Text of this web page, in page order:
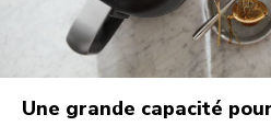
Une grande capacité